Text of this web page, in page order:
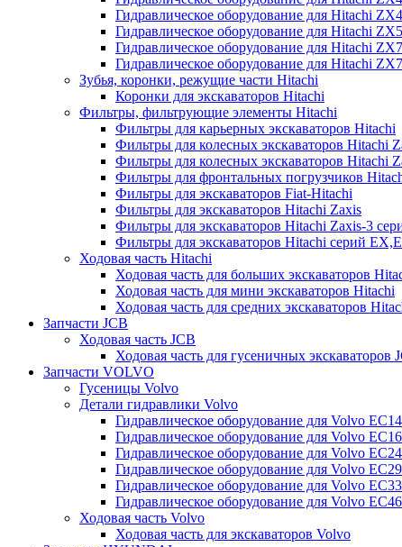
Гидравлическое оборудование для Hitachi
Гидравлическое оборудование для Hitachi
Гидравлическое оборудование для Hitachi
Гидравлическое оборудование для Hitachi
Зубья, коронки, режущие части Hitachi
Коронки для экскаваторов Hitachi
Фильтры, фильтрующие элементы Hitachi
Фильтры для карьерных экскаваторов Hitachi
Фильтры для колесных экскаваторов Hitachi
Фильтры для колесных экскаваторов Hitachi
Фильтры для фронтальных погрузчиков
Фильтры для экскаваторов Fiat-Hitachi
Фильтры для экскаваторов Hitachi Zaxis
Фильтры для экскаваторов Hitachi Zaxis-3
Фильтры для экскаваторов Hitachi серий
Ходовая часть Hitachi
Ходовая часть для больших экскаваторов
Ходовая часть для мини экскаваторов Hitachi
Ходовая часть для средних экскаваторов
Запчасти JCB
Ходовая часть JCB
Ходовая часть для гусеничных экскаваторов
Запчасти VOLVO
Гусеницы Volvo
Детали гидравлики Volvo
Гидравлическое оборудование для Volvo
Гидравлическое оборудование для Volvo
Гидравлическое оборудование для Volvo
Гидравлическое оборудование для Volvo
Гидравлическое оборудование для Volvo
Гидравлическое оборудование для Volvo
Ходовая часть Volvo
Ходовая часть для экскаваторов Volvo